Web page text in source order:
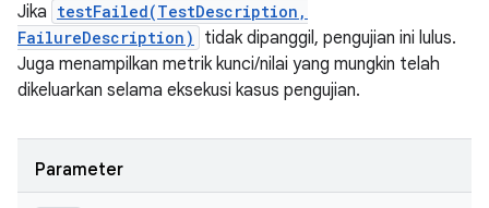
Jika testFailed(TestDescription,
FailureDescription)
tidak dipanggil, pengujian ini lulus.
Juga menampilkan metrik kunci/nilai yang mungkin telah
dikeluarkan selama eksekusi kasus pengujian.
Parameter